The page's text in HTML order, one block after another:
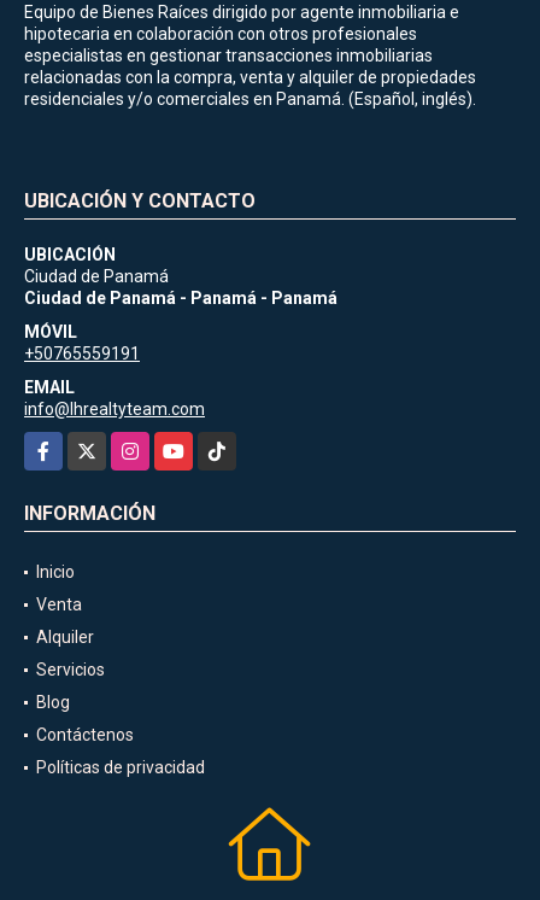
Equipo de Bienes Raíces dirigido por agente inmobiliaria e
hipotecaria en colaboración con otros profesionales
especialistas en gestionar transacciones inmobiliarias
relacionadas con la compra, venta y alquiler de propiedades
residenciales y/o comerciales en Panamá. (Español, inglés).
UBICACIÓN Y CONTACTO
UBICACIÓN
Ciudad de Panamá
Ciudad de Panamá - Panamá - Panamá
MÓVIL
+50765559191
EMAIL
info@lhrealtyteam.com
Facebook
InstagramYouTubeTikTok
INFORMACIÓN
Inicio
Venta
Alquiler
Servicios
Blog
Contáctenos
Políticas de privacidad